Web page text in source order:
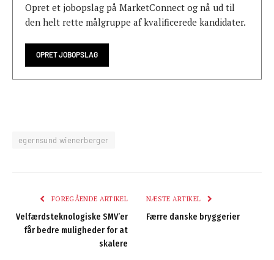
Opret et jobopslag på MarketConnect og nå ud til
den helt rette målgruppe af kvalificerede kandidater.
OPRET JOBOPSLAG
egernsund wienerberger
FOREGÅENDE ARTIKEL
Velfærdsteknologiske SMV’er
får bedre muligheder for at
skalere
NÆSTE ARTIKEL
Færre danske bryggerier